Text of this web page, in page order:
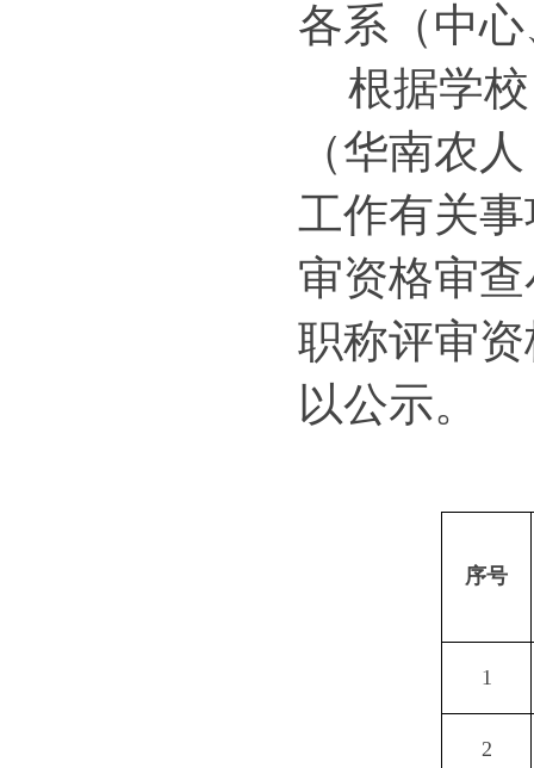
各系（中
根据学
（华南农
工作有关
审资格审
职称评审
以公示。
序号
1
2